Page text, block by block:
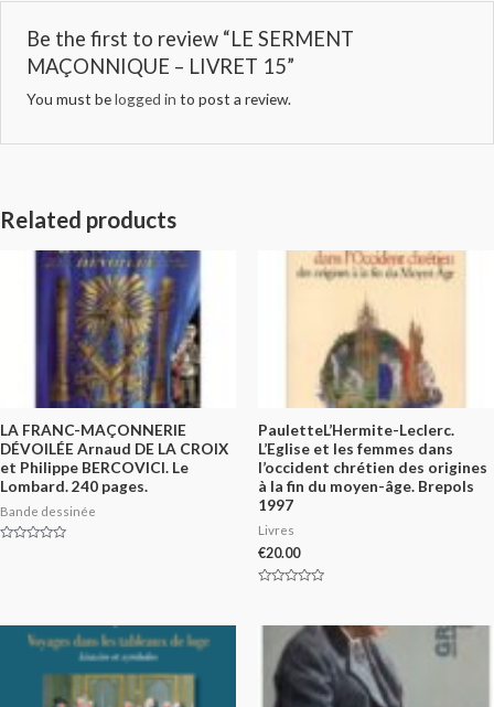
Be the first to review “LE SERMENT
MAÇONNIQUE – LIVRET 15”
You must belogged in to post a review.
Related products
LA FRANC-MAÇONNERIE
DÉVOILÉE Arnaud DE LA CROIX
et Philippe BERCOVICI. Le
Lombard. 240 pages.
Bande dessinée
PauletteL’Hermite-Leclerc.
L’Eglise et les femmes dans
l’occident chrétien des origines
à la fin du moyen-âge. Brepols
1997
Livres
€20.00